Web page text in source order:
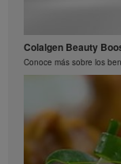
Preguntas
¿Qué hace diferente a
La ciencia detrás
El rendimiento es una
Colalgen Beauty
Conoce más sobre los